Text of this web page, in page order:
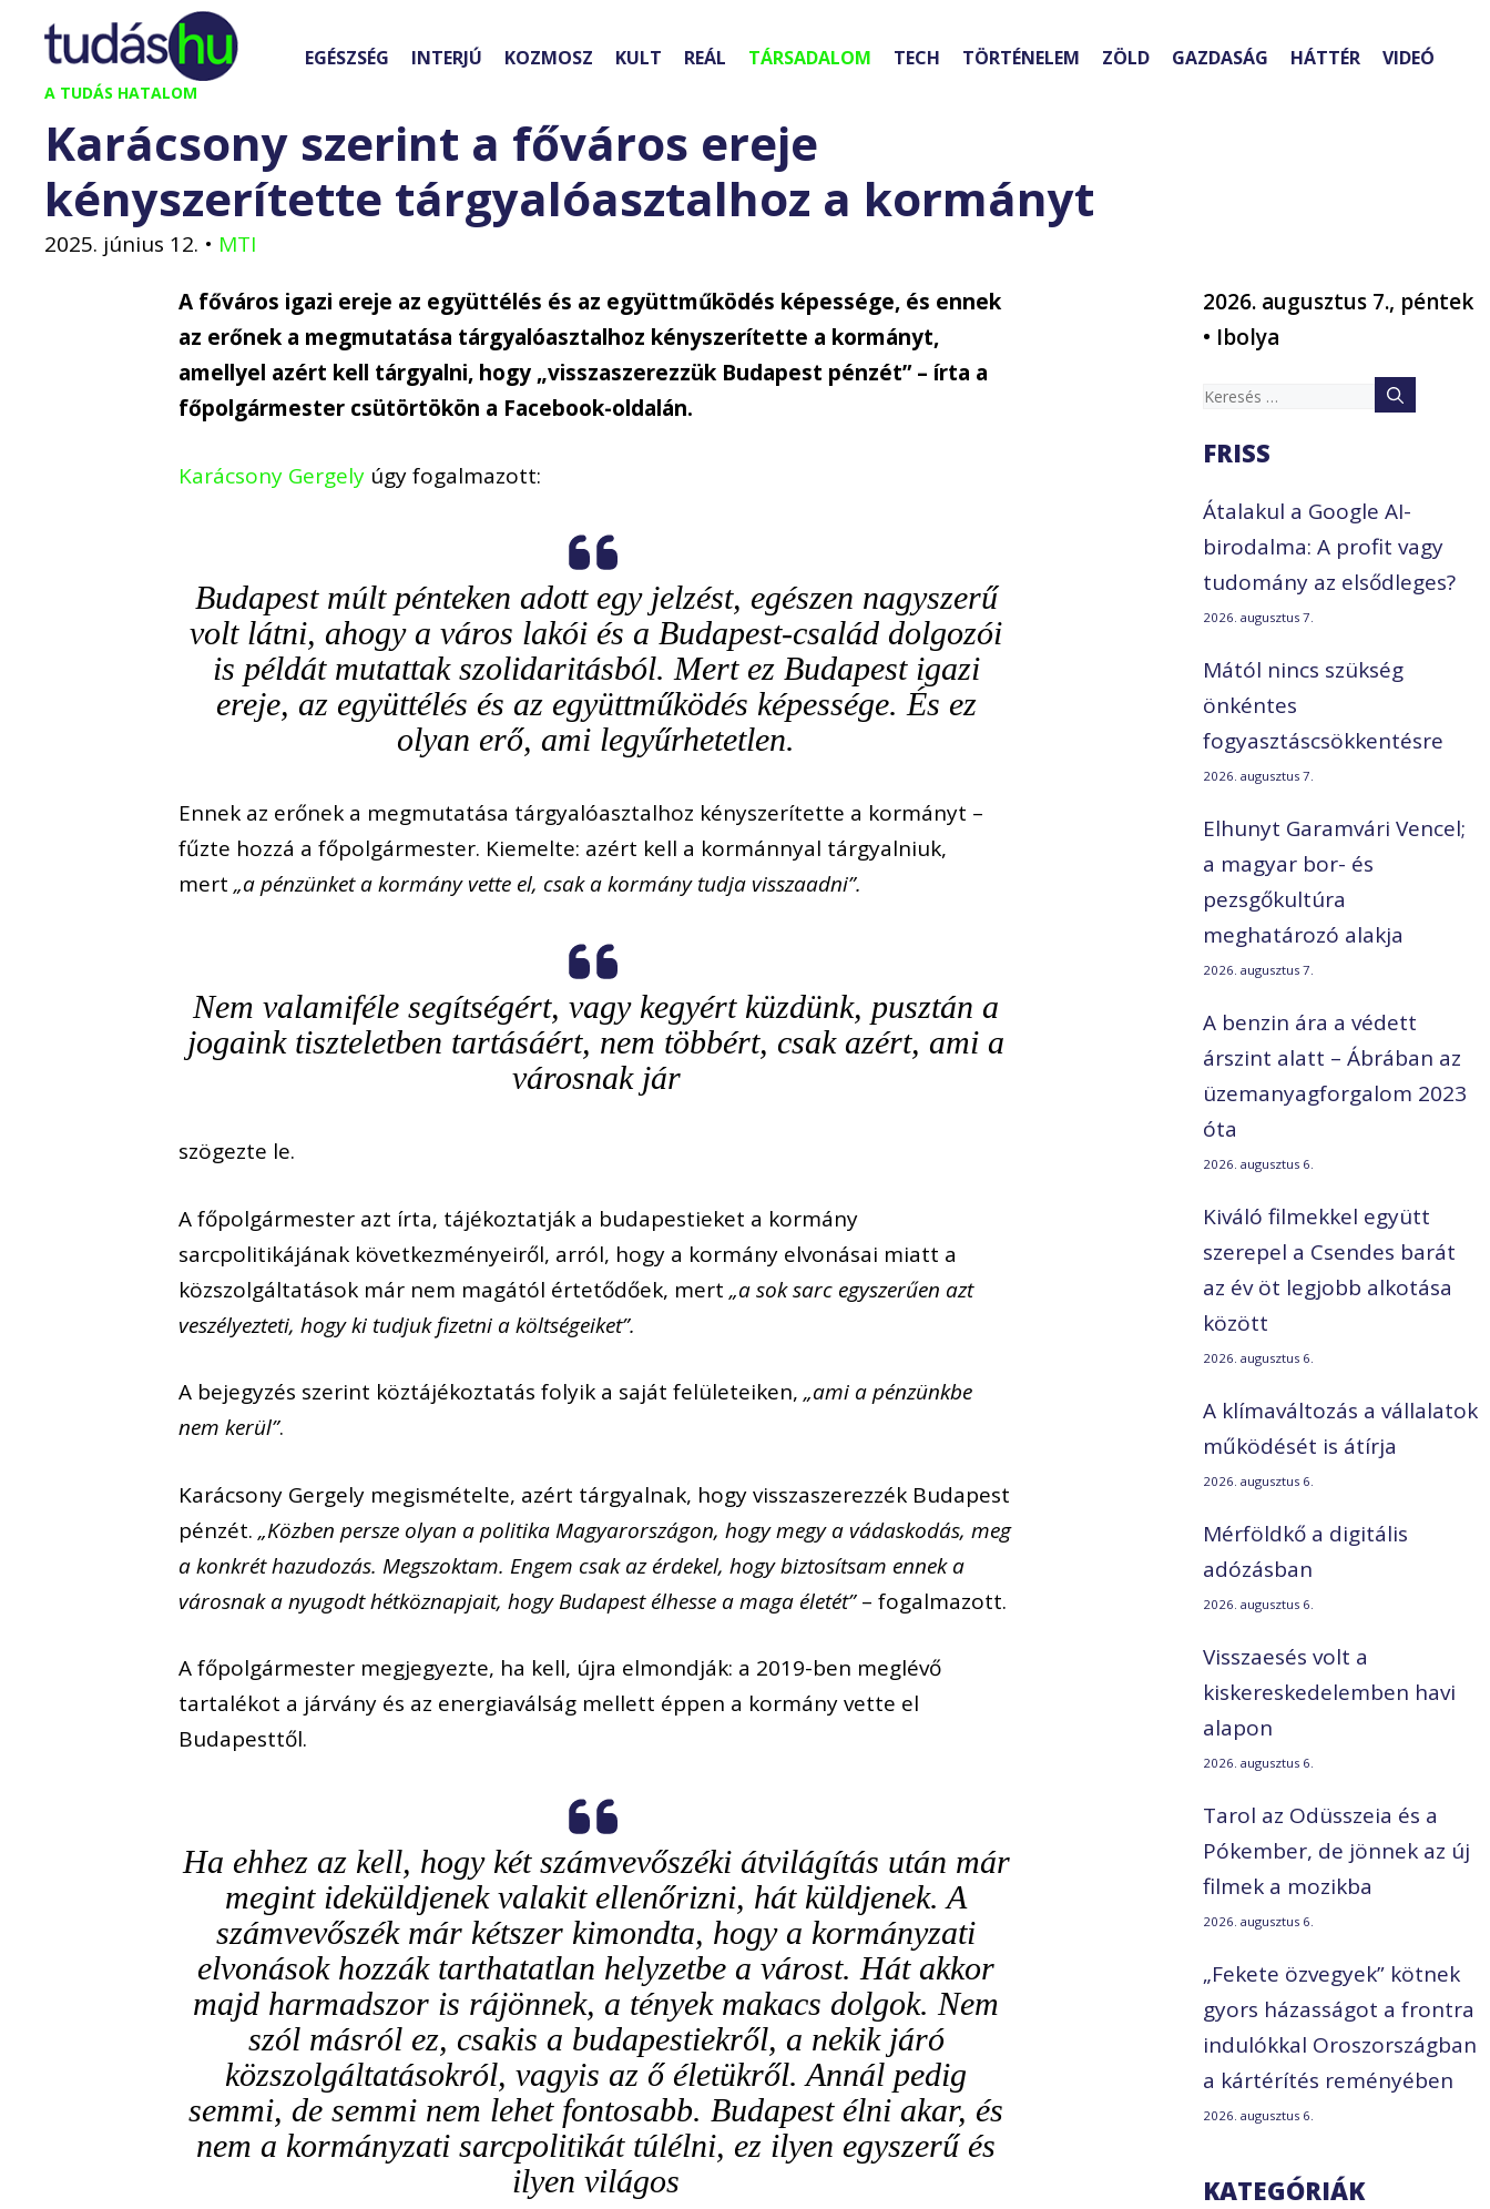
Kilépés
tartalomba
A TUDÁS HATALOM
EGÉSZSÉG INTERJÚ KOZMOSZ KULT REÁL TÁRSADALOM TECH TÖRTÉNELEM ZÖLD GAZDASÁG HÁTTÉR VIDEÓ
Karácsony szerint a főváros ereje
kényszerítette tárgyalóasztalhoz a kormányt
2025. június 12. • MTI
A főváros igazi ereje az együttélés és az együttműködés képessége, és ennek
az erőnek a megmutatása tárgyalóasztalhoz kényszerítette a kormányt,
amellyel azért kell tárgyalni, hogy „visszaszerezzük Budapest pénzét” – írta a
főpolgármester csütörtökön a Facebook-oldalán.
Karácsony Gergely úgy fogalmazott:
Budapest múlt pénteken adott egy jelzést, egészen nagyszerű
volt látni, ahogy a város lakói és a Budapest-család dolgozói
is példát mutattak szolidaritásból. Mert ez Budapest igazi
ereje, az együttélés és az együttműködés képessége. És ez
olyan erő, ami legyűrhetetlen.
Ennek az erőnek a megmutatása tárgyalóasztalhoz kényszerítette a kormányt –
fűzte hozzá a főpolgármester. Kiemelte: azért kell a kormánnyal tárgyalniuk,
mert„a pénzünket a kormány vette el, csak a kormány tudja visszaadni”.
Nem valamiféle segítségért, vagy kegyért küzdünk, pusztán a
jogaink tiszteletben tartásáért, nem többért, csak azért, ami a
városnak jár
szögezte le.
A főpolgármester azt írta, tájékoztatják a budapestieket a kormány
sarcpolitikájának következményeiről, arról, hogy a kormány elvonásai miatt a
közszolgáltatások már nem magától értetődőek, mert„a sok sarc egyszerűen azt
veszélyezteti, hogy ki tudjuk fizetni a költségeiket”.
A bejegyzés szerint köztájékoztatás folyik a saját felületeiken,„ami a pénzünkbe
nem kerül”.
Karácsony Gergely megismételte, azért tárgyalnak, hogy visszaszerezzék Budapest
pénzét.„Közben persze olyan a politika Magyarországon, hogy megy a vádaskodás, meg
a konkrét hazudozás. Megszoktam. Engem csak az érdekel, hogy biztosítsam ennek a
városnak a nyugodt hétköznapjait, hogy Budapest élhesse a maga életét”– fogalmazott.
A főpolgármester megjegyezte, ha kell, újra elmondják: a 2019-ben meglévő
tartalékot a járvány és az energiaválság mellett éppen a kormány vette el
Budapesttől.
Ha ehhez az kell, hogy két számvevőszéki átvilágítás után már
megint ideküldjenek valakit ellenőrizni, hát küldjenek. A
számvevőszék már kétszer kimondta, hogy a kormányzati
elvonások hozzák tarthatatlan helyzetbe a várost. Hát akkor
majd harmadszor is rájönnek, a tények makacs dolgok. Nem
szól másról ez, csakis a budapestiekről, a nekik járó
közszolgáltatásokról, vagyis az ő életükről. Annál pedig
semmi, de semmi nem lehet fontosabb. Budapest élni akar, és
nem a kormányzati sarcpolitikát túlélni, ez ilyen egyszerű és
ilyen világos
2026. augusztus 7., péntek
• Ibolya
Keresés:
FRISS
Átalakul a Google AI-
birodalma: A profit vagy
tudomány az elsődleges?
2026. augusztus 7.
Mától nincs szükség
önkéntes
fogyasztáscsökkentésre
2026. augusztus 7.
Elhunyt Garamvári Vencel;
a magyar bor- és
pezsgőkultúra
meghatározó alakja
2026. augusztus 7.
A benzin ára a védett
árszint alatt – Ábrában az
üzemanyagforgalom 2023
óta
2026. augusztus 6.
Kiváló filmekkel együtt
szerepel a Csendes barát
az év öt legjobb alkotása
között
2026. augusztus 6.
A klímaváltozás a vállalatok
működését is átírja
2026. augusztus 6.
Mérföldkő a digitális
adózásban
2026. augusztus 6.
Visszaesés volt a
kiskereskedelemben havi
alapon
2026. augusztus 6.
Tarol az Odüsszeia és a
Pókember, de jönnek az új
filmek a mozikba
2026. augusztus 6.
„Fekete özvegyek” kötnek
gyors házasságot a frontra
indulókkal Oroszországban
a kártérítés reményében
2026. augusztus 6.
KATEGÓRIÁK